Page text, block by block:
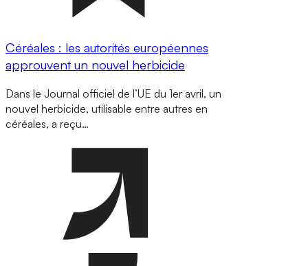
Céréales : les autorités européennes
approuvent un nouvel herbicide
Dans le Journal officiel de l’UE du 1er avril, un
nouvel herbicide, utilisable entre autres en
céréales, a reçu…